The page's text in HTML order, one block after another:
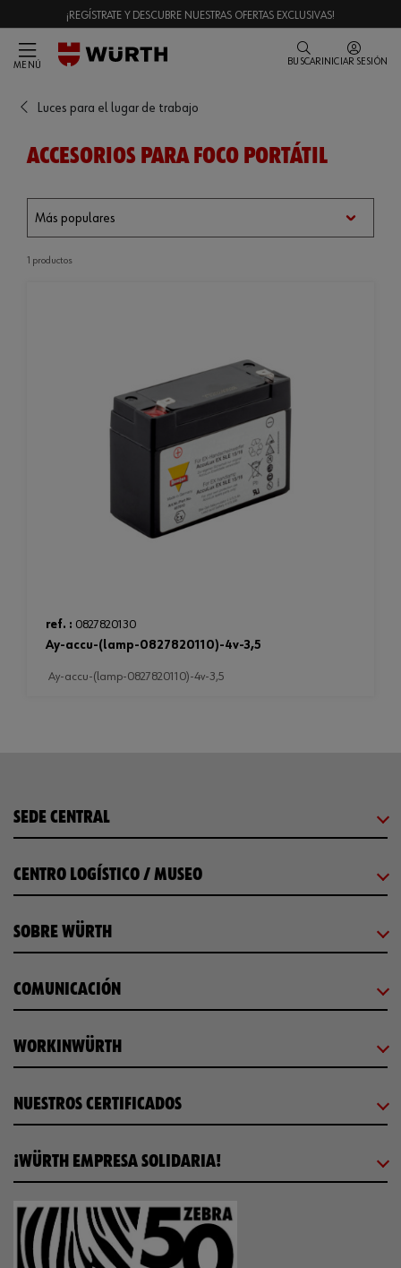
¡REGÍSTRATE Y DESCUBRE NUESTRAS OFERTAS EXCLUSIVAS!
MENÚ BUSCAR INICIAR SESIÓN
Luces para el lugar de trabajo
ACCESORIOS PARA FOCO PORTÁTIL
1 productos
ref. : 0827820130
ay-accu-(lamp-0827820110)-4v-3,5
ay-accu-(lamp-0827820110)-4v-3,5
SEDE CENTRAL
CENTRO LOGÍSTICO / MUSEO
SOBRE WÜRTH
COMUNICACIÓN
WORKINWÜRTH
NUESTROS CERTIFICADOS
¡WÜRTH EMPRESA SOLIDARIA!